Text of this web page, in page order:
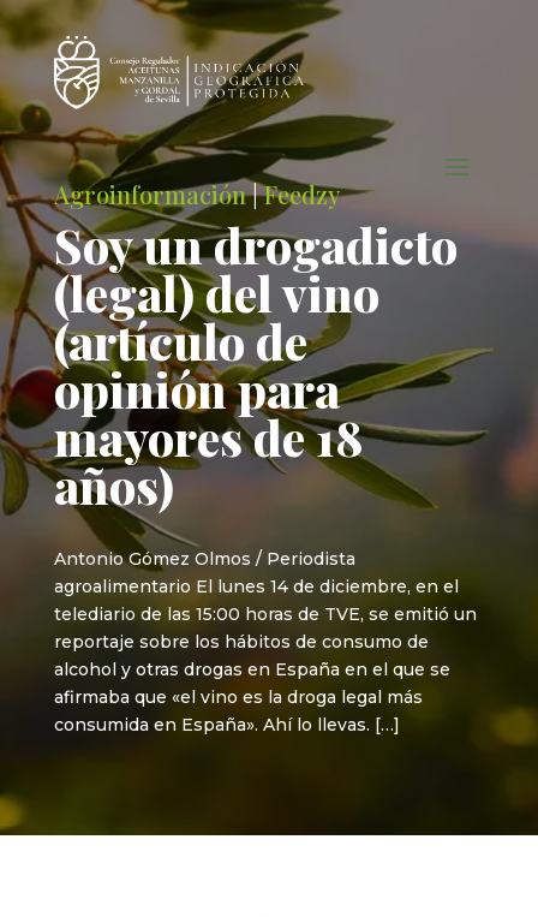
Agroinformación|Feedzy
Soy un drogadicto
(legal) del vino
(artículo de
opinión para
mayores de 18
años)
Antonio Gómez Olmos / Periodista
agroalimentario El lunes 14 de diciembre, en el
telediario de las 15:00 horas de TVE, se emitió un
reportaje sobre los hábitos de consumo de
alcohol y otras drogas en España en el que se
afirmaba que «el vino es la droga legal más
consumida en España». Ahí lo llevas. […]